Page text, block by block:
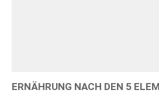
ERNÄHRUNG NACH DEN 5